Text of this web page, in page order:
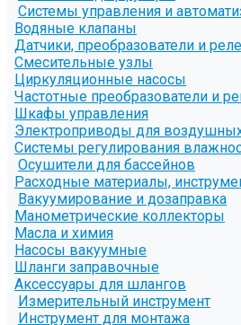
Системы управления и
Водяные клапаны
Датчики, преобразователи и реле
Смесительные узлы
Циркуляционные насосы
Частотные преобразователи и
Шкафы управления
Электроприводы для
Системы регулирования
Осушители для бассейнов
Расходные материалы,
Вакуумирование и дозаправка
Манометрические коллекторы
Масла и химия
Насосы вакуумные
Шланги заправочные
Аксессуары для шлангов
Измерительный инструмент
Инструмент для монтажа